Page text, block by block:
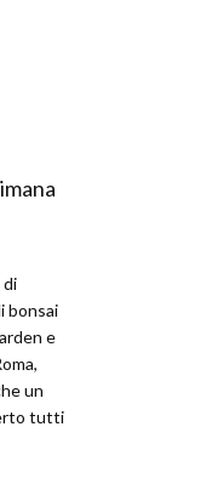
di
bonsai
e
un
tutti